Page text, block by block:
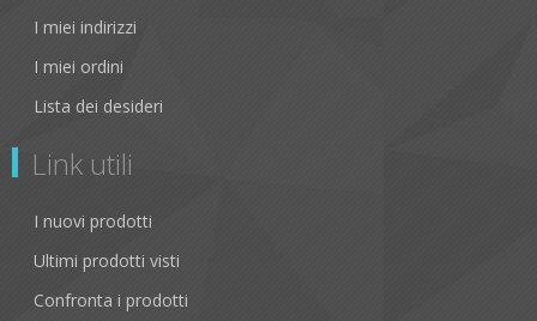
I miei indirizzi
I miei ordini
Lista dei desideri
Link utili
I nuovi prodotti
Ultimi prodotti visti
Confronta i prodotti